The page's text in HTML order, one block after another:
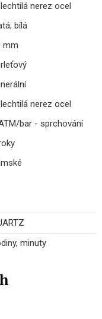
nerez ocel
bílá
mm
nerez ocel
bar - sprchování
minuty